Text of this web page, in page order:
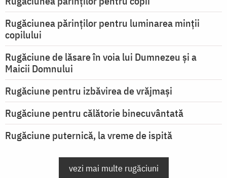
Rugăciunea părinților pentru luminarea minţii
copilului
Rugăciune de lăsare în voia lui Dumnezeu şi a
Maicii Domnului
Rugăciune pentru izbăvirea de vrăjmași
Rugăciune pentru călătorie binecuvântată
Rugăciune puternică, la vreme de ispită
vezi mai multe rugăciuni